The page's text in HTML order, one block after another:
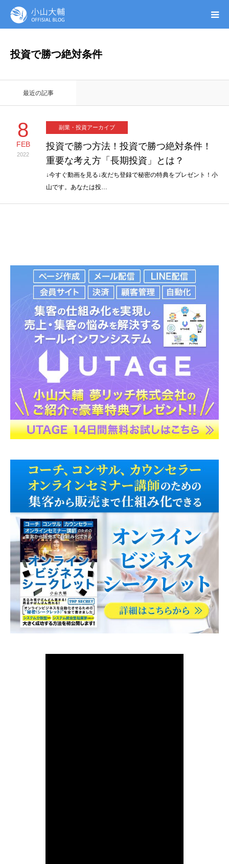
投資で勝つ絶対条件
最近の記事
8
FEB
2022
副業・投資アーカイブ
投資で勝つ方法！投資で勝つ絶対条件！
重要な考え方「長期投資」とは？
↓今すぐ動画を見る↓友だち登録で秘密の特典をプレゼント！小
山です。あなたは投…
無料ガイドブック
オンシク本
プロフィール